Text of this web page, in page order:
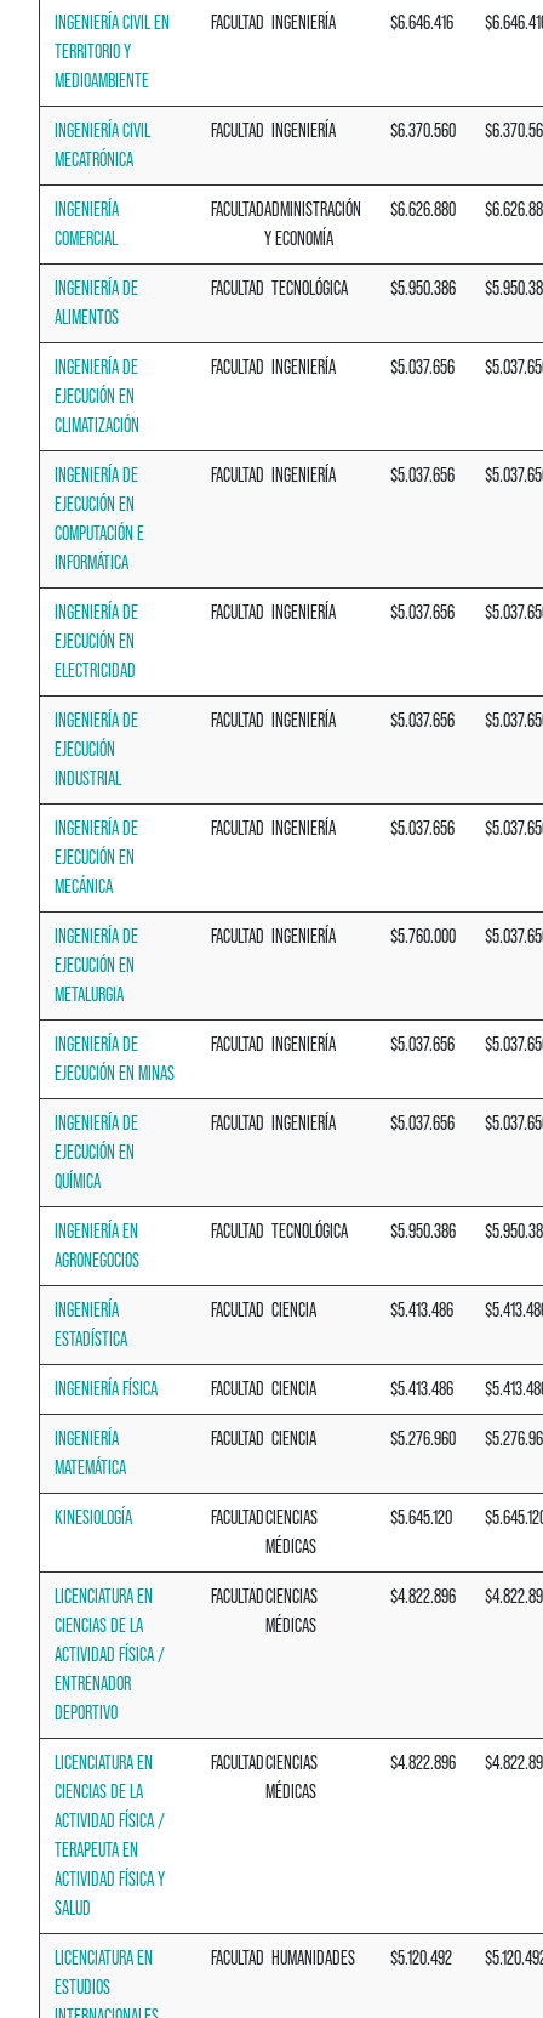
INGENIERÍA CIVIL EN
TERRITORIO Y
MEDIOAMBIENTE
FACULTAD INGENIERÍA $6.646.416
INGENIERÍA CIVIL
MECATRÓNICA
FACULTAD INGENIERÍA $6.370.560
INGENIERÍA
COMERCIAL
FACULTADADMINISTRACIÓN
Y ECONOMÍA
$6.626.880
INGENIERÍA DE
ALIMENTOS
FACULTAD TECNOLÓGICA $5.950.386
INGENIERÍA DE
EJECUCIÓN EN
CLIMATIZACIÓN
FACULTAD INGENIERÍA $5.037.656
INGENIERÍA DE
EJECUCIÓN EN
COMPUTACIÓN E
INFORMÁTICA
FACULTAD INGENIERÍA $5.037.656
INGENIERÍA DE
EJECUCIÓN EN
ELECTRICIDAD
FACULTAD INGENIERÍA $5.037.656
INGENIERÍA DE
EJECUCIÓN
INDUSTRIAL
FACULTAD INGENIERÍA $5.037.656
INGENIERÍA DE
EJECUCIÓN EN
MECÁNICA
FACULTAD INGENIERÍA $5.037.656
INGENIERÍA DE
EJECUCIÓN EN
METALURGIA
FACULTAD INGENIERÍA $5.760.000
INGENIERÍA DE
EJECUCIÓN EN MINAS
FACULTAD INGENIERÍA $5.037.656
INGENIERÍA DE
EJECUCIÓN EN
QUÍMICA
FACULTAD INGENIERÍA $5.037.656
INGENIERÍA EN
AGRONEGOCIOS
FACULTAD TECNOLÓGICA $5.950.386
INGENIERÍA
ESTADÍSTICA
FACULTAD CIENCIA $5.413.486
INGENIERÍA FÍSICA FACULTAD CIENCIA $5.413.486
INGENIERÍA
MATEMÁTICA
FACULTAD CIENCIA $5.276.960
KINESIOLOGÍA FACULTADCIENCIAS
MÉDICAS
$5.645.120
LICENCIATURA EN
CIENCIAS DE LA
ACTIVIDAD FÍSICA /
ENTRENADOR
DEPORTIVO
FACULTADCIENCIAS
MÉDICAS
$4.822.896
LICENCIATURA EN
CIENCIAS DE LA
ACTIVIDAD FÍSICA /
TERAPEUTA EN
ACTIVIDAD FÍSICA Y
SALUD
FACULTADCIENCIAS
MÉDICAS
$4.822.896
LICENCIATURA EN
ESTUDIOS
FACULTAD HUMANIDADES $5.120.492